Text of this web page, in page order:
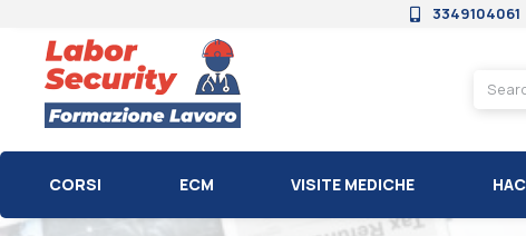
3349104061
CORSI ECM VISITE MEDICHE